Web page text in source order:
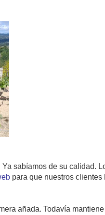
sabíamos de su calidad.
para que nuestros clientes
añada. Todavía